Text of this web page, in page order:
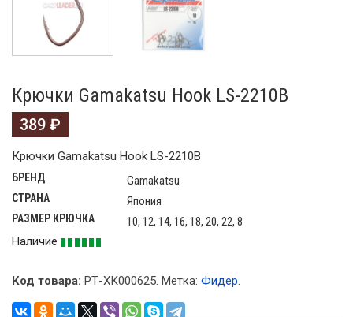
Крючки Gamakatsu Hook LS-2210B
389 ₽
Крючки Gamakatsu Hook LS-2210B
БРЕНД Gamakatsu
СТРАНА Япония
РАЗМЕР КРЮЧКА
10, 12, 14, 16, 18, 20, 22, 8
Наличие
Код товара: РТ-ХК000625. Метка: Фидер.